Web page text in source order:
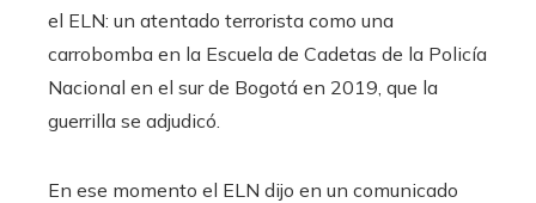
el ELN: un atentado terrorista como una
carrobomba en la Escuela de Cadetas de la Policía
Nacional en el sur de Bogotá en 2019, que la
guerrilla se adjudicó.
En ese momento el ELN dijo en un comunicado